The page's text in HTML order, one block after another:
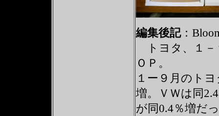
編集後記：
トヨタ、１－
ＯＰ。
１ー９月のト
増。ＶＷは同
が同0.4％増だ